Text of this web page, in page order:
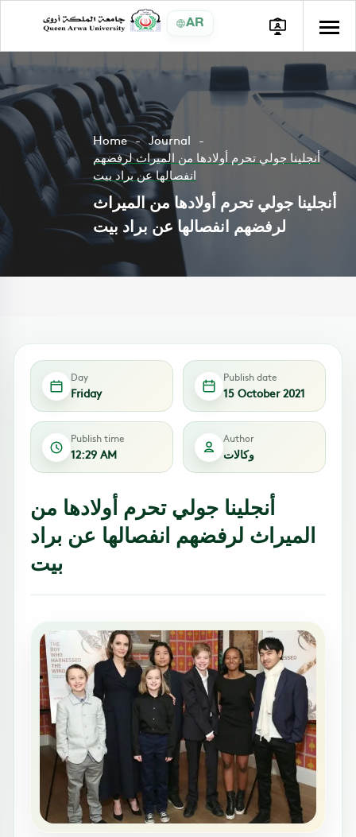
AR
Home
Journal
أنجلينا جولي تحرم أولادها من الميراث لرفضهم
انفصالها عن براد بيت
أنجلينا جولي تحرم أولادها من الميراث
لرفضهم انفصالها عن براد بيت
Day
Friday
Publish date
15 October 2021
Publish time
12:29 AM
Author
وكالات
أنجلينا جولي تحرم أولادها من
الميراث لرفضهم انفصالها عن براد
بيت